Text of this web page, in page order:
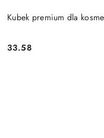
Kubek premium dla
Cena:
33.58